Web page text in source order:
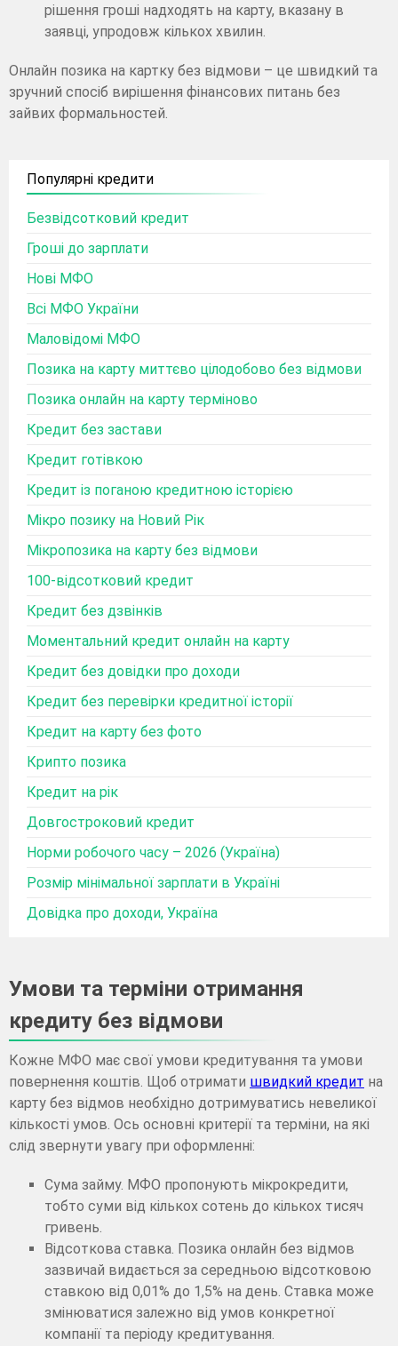
рішення гроші надходять на карту, вказану в
заявці, упродовж кількох хвилин.
Онлайн позика на картку без відмови – це швидкий та
зручний спосіб вирішення фінансових питань без
зайвих формальностей.
Популярні кредити
Безвідсотковий кредит
Гроші до зарплати
Нові МФО
Всі МФО України
Маловідомі МФО
Позика на карту миттєво цілодобово без відмови
Позика онлайн на карту терміново
Кредит без застави
Кредит готівкою
Кредит із поганою кредитною історією
Мікро позику на Новий Рік
Мікропозика на карту без відмови
100-відсотковий кредит
Кредит без дзвінків
Моментальний кредит онлайн на карту
Кредит без довідки про доходи
Кредит без перевірки кредитної історії
Кредит на карту без фото
Крипто позика
Кредит на рік
Довгостроковий кредит
Норми робочого часу – 2026 (Україна)
Розмір мінімальної зарплати в Україні
Довідка про доходи, Україна
Умови та терміни отримання
кредиту без відмови
Кожне МФО має свої умови кредитування та умови
повернення коштів. Щоб отримати швидкий кредит на
карту без відмов необхідно дотримуватись невеликої
кількості умов. Ось основні критерії та терміни, на які
слід звернути увагу при оформленні:
Сума займу. МФО пропонують мікрокредити,
тобто суми від кількох сотень до кількох тисяч
гривень.
Відсоткова ставка. Позика онлайн без відмов
зазвичай видається за середньою відсотковою
ставкою від 0,01% до 1,5% на день. Ставка може
змінюватися залежно від умов конкретної
компанії та періоду кредитування.